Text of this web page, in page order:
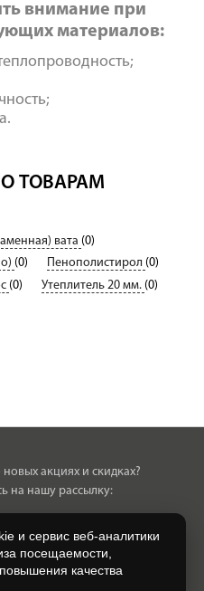
внимание при
материалов:
ТОВАРАМ
вата (0)
(0) Пенополистирол (0)
(0) Утеплитель 20 мм. (0)
новых акциях и скидках?
на нашу рассылку:
на обработку моих
и сервис веб-аналитики
посещаемости,
качества